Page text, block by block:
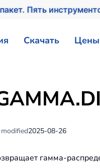
Пять
Скачать Цены
2025-08-26
гамма-